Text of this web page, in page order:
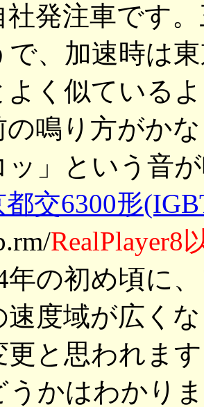
社発注車です
で、加速時は
よく似ている
の鳴り方がか
ッ」という音
都交6300形
RealPlayer8
の初め頃に
速度域が広く
更と思われま
うかはわかり